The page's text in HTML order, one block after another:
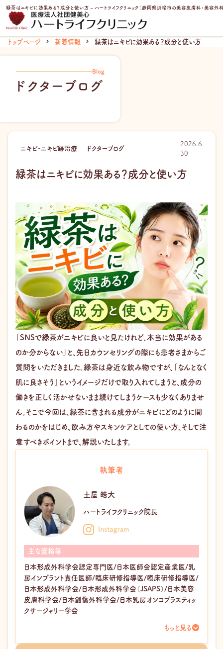
内
ス
緑茶はニキビに効果ある？成分と使い方 – ハートライフクリニック（静岡県浜松市の美容皮膚科・美容外科
トップページ 新着情報 緑茶はニキビに効果ある？成分と使い方
Blog
ドクターブログ
ニキビ・ニキビ跡治療 ドクターブログ
2026.6.
30
緑茶はニキビに効果ある？成分と使い方
「SNSで緑茶がニキビに良いと見たけれど、本当に効果がある
のか分からない」と、先日カウンセリングの際にも患者さまからご
質問をいただきました。緑茶は身近な飲み物ですが、「なんとなく
肌に良さそう」というイメージだけで取り入れてしまうと、成分の
働きを正しく活かせないまま続けてしまうケースも少なくありませ
ん。そこで今回は、緑茶に含まれる成分がニキビにどのように関
わるのかをはじめ、飲み方やスキンケアとしての使い方、そして注
意すべきポイントまで、解説いたします。
執筆者
土屋 皓大
ハートライフクリニック院長
主な資格等
日本形成外科学会認定専門医/日本医師会認定産業医/乳
房インプラント責任医師/臨床研修指導医/臨床研修指導医/
日本形成外科学会/日本形成外科学会（JSAPS）/日本美容
皮膚科学会/日本創傷外科学会/日本乳房オンコプラスティッ
クサージャリー学会
もっと見る